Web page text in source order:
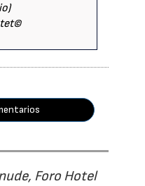
Foro Hotel